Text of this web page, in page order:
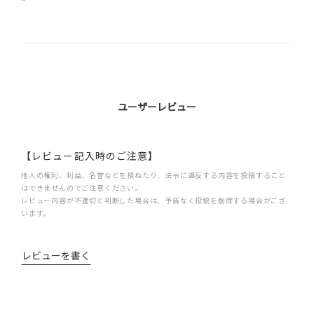
ユーザーレビュー
【レビュー記入時のご注意】
他人の権利、利益、名誉などを損ねたり、法令に違反する内容を投稿すること
はできませんのでご注意ください。
レビュー内容が不適切と判断した場合は、予告なく投稿を削除する場合がござ
います。
レビューを書く